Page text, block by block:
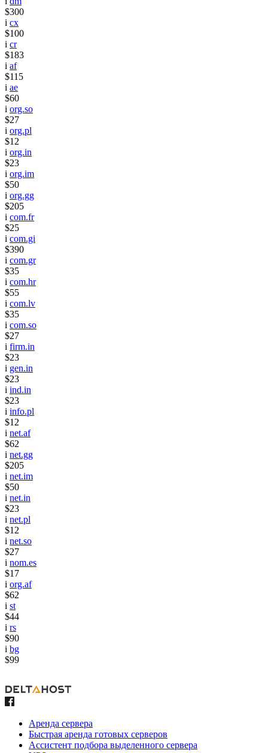
$300
i cx
$100
i cr
$183
i af
$115
i ae
$60
i org.so
$27
i org.pl
$12
i org.in
$23
i org.im
$50
i org.gg
$205
i com.fr
$25
i com.gi
$390
i com.gr
$35
i com.hr
$55
i com.lv
$35
i com.so
$27
i firm.in
$23
i gen.in
$23
i ind.in
$23
i info.pl
$12
i net.af
$62
i net.gg
$205
i net.im
$50
i net.in
$23
i net.pl
$12
i net.so
$27
i nom.es
$17
i org.af
$62
i st
$44
i rs
$90
i bg
$99
Аренда сервера
Быстрая аренда готовых серверов
Ассистент подбора выделенного сервера